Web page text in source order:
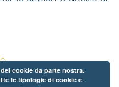
cookie da parte nostra.
le tipologie di cookie e